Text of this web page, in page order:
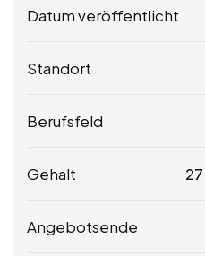
Datum veröffentlicht
Standort
Berufsfeld
Gehalt 27
Angebotsende